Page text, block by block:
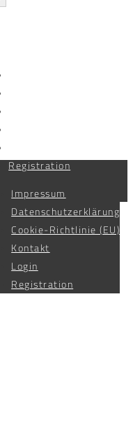
Registration
Impressum
Datenschutzerklärung
Cookie-Richtlinie (EU)
Kontakt
Login
Registration